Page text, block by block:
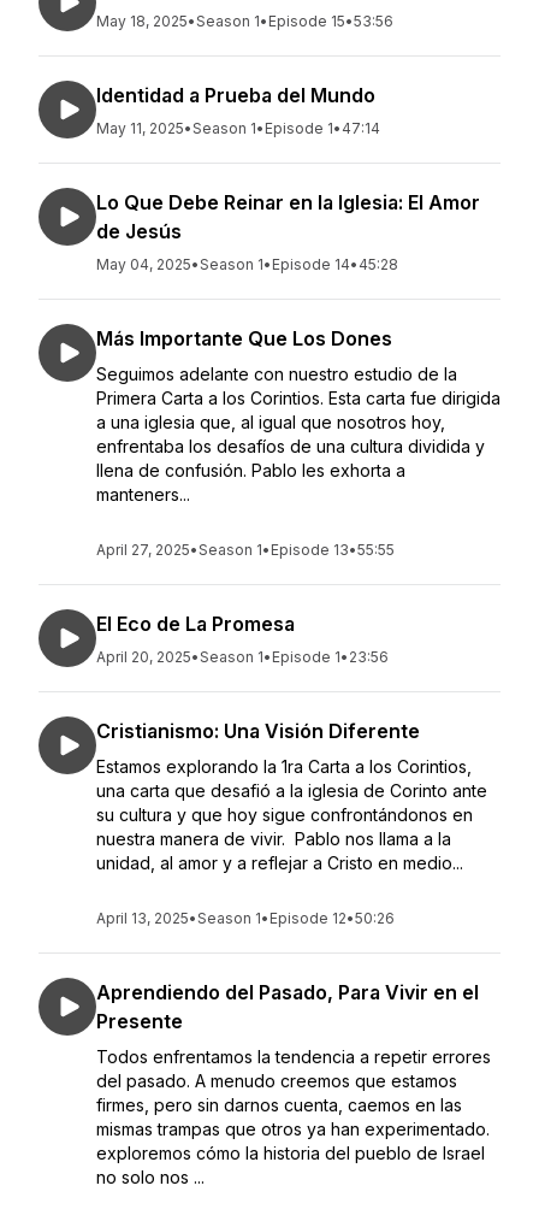
May 18, 2025•Season 1• Episode 15•53:56
Identidad a Prueba del Mundo
May 11, 2025•Season 1• Episode 1• 47:14
Lo Que Debe Reinar en la Iglesia: El Amor
de Jesús
May 04, 2025•Season 1• Episode 14• 45:28
Más Importante Que Los Dones
Seguimos adelante con nuestro estudio de la
Primera Carta a los Corintios. Esta carta fue dirigida
a una iglesia que, al igual que nosotros hoy,
enfrentaba los desafíos de una cultura dividida y
llena de confusión. Pablo les exhorta a
manteners...
April 27, 2025•Season 1• Episode 13•55:55
El Eco de La Promesa
April 20, 2025•Season 1• Episode 1• 23:56
Cristianismo: Una Visión Diferente
Estamos explorando la 1ra Carta a los Corintios,
una carta que desafió a la iglesia de Corinto ante
su cultura y que hoy sigue confrontándonos en
nuestra manera de vivir. Pablo nos llama a la
unidad, al amor y a reflejar a Cristo en medio...
April 13, 2025•Season 1• Episode 12•50:26
Aprendiendo del Pasado, Para Vivir en el
Presente
Todos enfrentamos la tendencia a repetir errores
del pasado. A menudo creemos que estamos
firmes, pero sin darnos cuenta, caemos en las
mismas trampas que otros ya han experimentado.
exploremos cómo la historia del pueblo de Israel
no solo nos ...